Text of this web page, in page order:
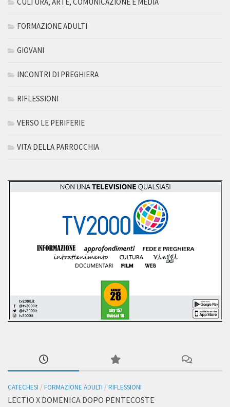
FORMAZIONE ADULTI
GIOVANI
INCONTRI DI PREGHIERA
RIFLESSIONI
VERSO LE PERIFERIE
VITA DELLA PARROCCHIA
CATECHESI / FORMAZIONE ADULTI / RIFLESSIONI
LECTIO X DOMENICA DOPO PENTECOSTE